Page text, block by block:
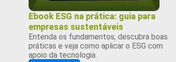
Ebook ESG na prática: guia para
empresas sustentáveis
Entenda os fundamentos, descubra boas
práticas e veja como aplicar o ESG com
apoio da tecnologia.